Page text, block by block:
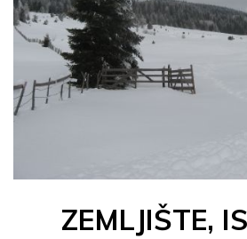
ZEMLJIŠTE,